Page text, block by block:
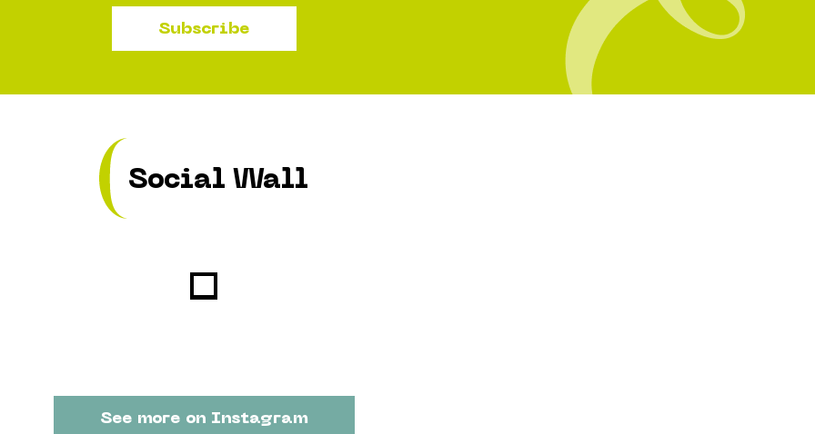
Subscribe
Social Wall
See more on Instagram